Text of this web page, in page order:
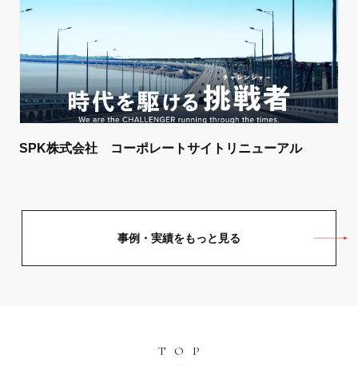
SPK株式会社 コーポレートサイトリニューアル
事例・実績をもっと見る
TOP